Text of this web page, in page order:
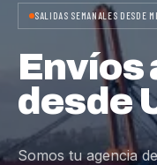
SALIDAS SEMANALES DESDE
Envíos
desde
Somos tu agencia